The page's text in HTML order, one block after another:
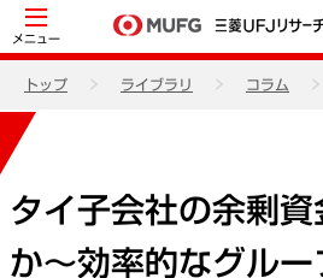
メニュー
トップ ライブラリ コラム
タイ子会社の余剰
か～効率的なグル